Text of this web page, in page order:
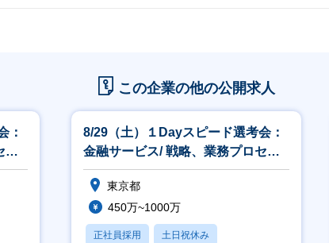
この企業の他の公開求人
：
8/29（土）１Dayスピード選考会：
金融サービス/ 戦略、業務プロセ
ス、ITコンサルティング
東京都
450万~1000万
正社員採用 土日祝休み